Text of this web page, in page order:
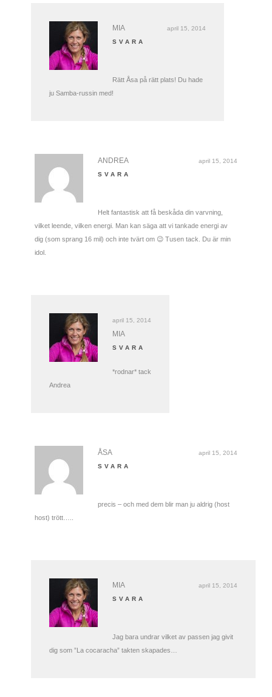
april 15, 2014
MIA
SVARA
Rätt Åsa på rätt plats! Du hade
ju Samba-russin med!
april 15, 2014
ANDREA
SVARA
Helt fantastisk att få beskåda din varvning,
vilket leende, vilken energi. Man kan säga att vi tankade energi av
dig (som sprang 16 mil) och inte tvärt om 😉 Tusen tack. Du är min
idol.
april 15, 2014
MIA
SVARA
*rodnar* tack
Andrea
april 15, 2014
ÅSA
SVARA
precis – och med dem blir man ju aldrig (host
host) trött…..
april 15, 2014
MIA
SVARA
Jag bara undrar vilket av passen jag givit
dig som ”La cocaracha” takten skapades…